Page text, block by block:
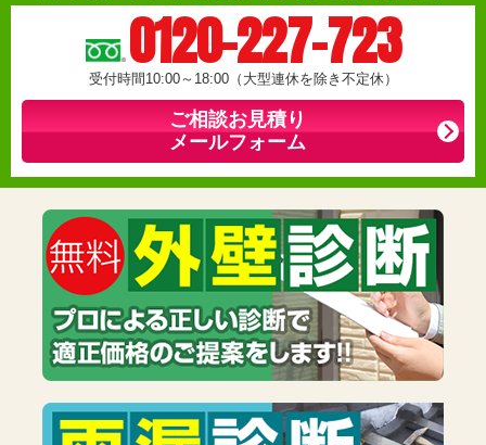
0120-227-723
受付時間10:00～18:00（大型連休を除き不定休）
ご相談お見積り
メールフォーム